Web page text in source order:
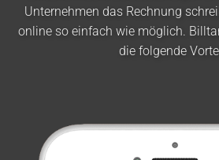
Unternehmen das Rechnung
online so einfach wie möglich.
die folgende